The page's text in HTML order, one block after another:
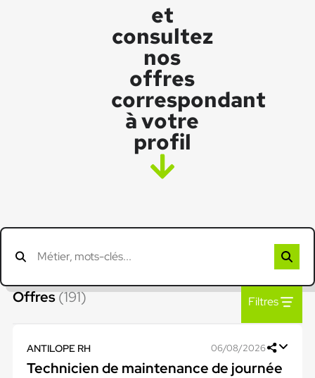
et
consultez
nos
offres
correspondant
à votre
profil
Offres(191) Filtres
ANTILOPE RH 06/08/2026
Technicien de maintenance de journée